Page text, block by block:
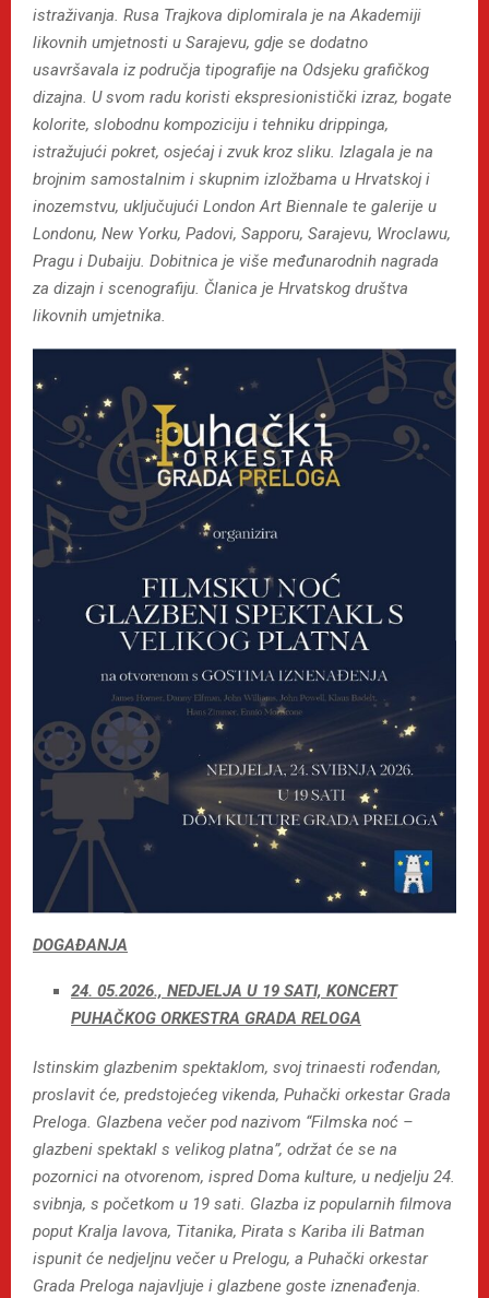
istraživanja. Rusa Trajkova diplomirala je na Akademiji
likovnih umjetnosti u Sarajevu, gdje se dodatno
usavršavala iz područja tipografije na Odsjeku grafičkog
dizajna. U svom radu koristi ekspresionistički izraz, bogate
kolorite, slobodnu kompoziciju i tehniku drippinga,
istražujući pokret, osjećaj i zvuk kroz sliku. Izlagala je na
brojnim samostalnim i skupnim izložbama u Hrvatskoj i
inozemstvu, uključujući London Art Biennale te galerije u
Londonu, New Yorku, Padovi, Sapporu, Sarajevu, Wroclawu,
Pragu i Dubaiju. Dobitnica je više međunarodnih nagrada
za dizajn i scenografiju. Članica je Hrvatskog društva
likovnih umjetnika.
DOGAĐANJA
24. 05.2026., NEDJELJA U 19 SATI, KONCERT
PUHAČKOG ORKESTRA GRADA RELOGA
Istinskim glazbenim spektaklom, svoj trinaesti rođendan,
proslavit će, predstojećeg vikenda, Puhački orkestar Grada
Preloga. Glazbena večer pod nazivom “Filmska noć –
glazbeni spektakl s velikog platna”, održat će se na
pozornici na otvorenom, ispred Doma kulture, u nedjelju 24.
svibnja, s početkom u 19 sati. Glazba iz popularnih filmova
poput Kralja lavova, Titanika, Pirata s Kariba ili Batman
ispunit će nedjeljnu večer u Prelogu, a Puhački orkestar
Grada Preloga najavljuje i glazbene goste iznenađenja.